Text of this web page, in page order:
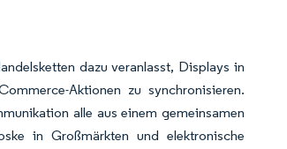
dazu veranlasst, Displays in
Aktionen zu synchronisieren.
alle aus einem gemeinsamen
in Großmärkten und elektronische